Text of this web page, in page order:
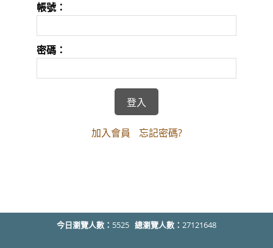
帳號：
密碼：
加入會員 忘記密碼?
今日瀏覽人數： 5525 總瀏覽人數： 27121648